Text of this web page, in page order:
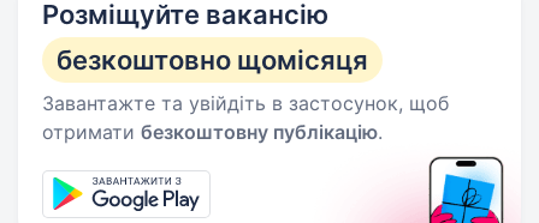
Розміщуйте вакансію
безкоштовно щомісяця
Завантажте та увійдіть в застосунок, щоб
отримати безкоштовну публікацію.